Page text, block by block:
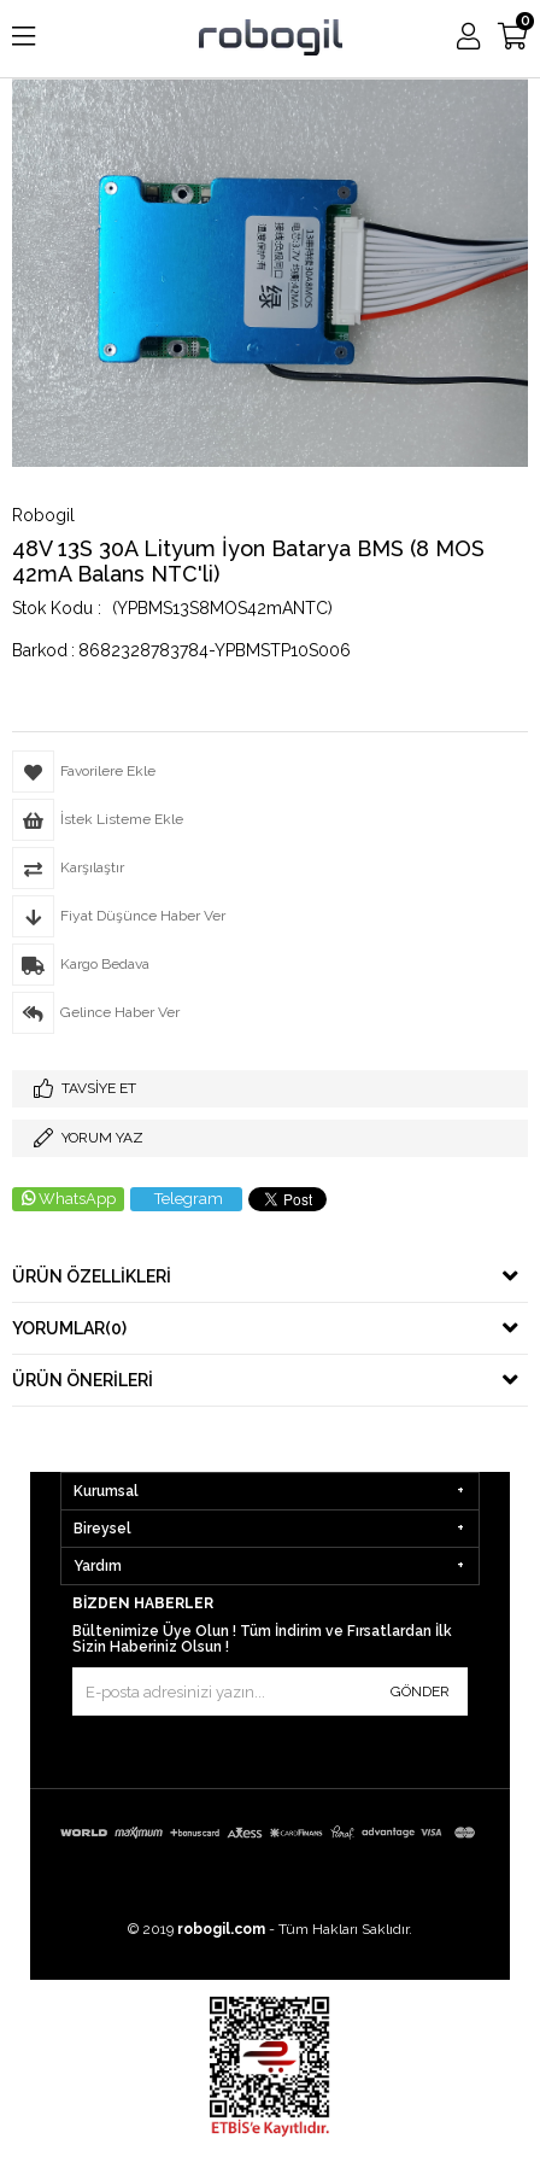
0
Robogil
48V 13S 30A Lityum İyon Batarya BMS (8 MOS
42mA Balans NTC'li)
(YPBMS13S8MOS42mANTC)
Barkod : 8682328783784-YPBMSTP10S006
Favorilere Ekle
İstek Listeme Ekle
Karşılaştır
Fiyat Düşünce Haber Ver
Kargo Bedava
Gelince Haber Ver
TAVSIYE ET
YORUM YAZ
WhatsApp Telegram
ÜRÜN ÖZELLIKLERI
YORUMLAR(0)
ÜRÜN ÖNERILERI
Kurumsal
Bireysel
Yardım
BIZDEN HABERLER
Bültenimize Üye Olun ! Tüm İndirim ve Fırsatlardan İlk
Sizin Haberiniz Olsun !
GÖNDER
© 2019 robogil.com - Tüm Hakları Saklıdır.